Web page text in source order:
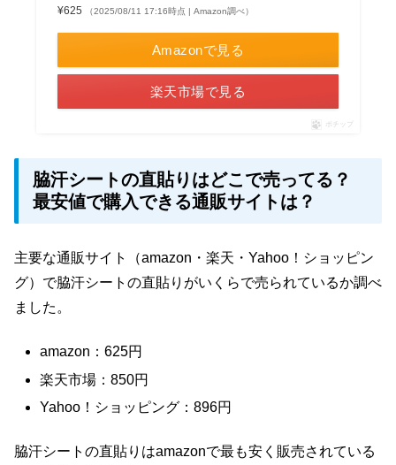
¥625 （2025/08/11 17:16時点 | Amazon調べ）
Amazonで見る
楽天市場で見る
ポチップ
脇汗シートの直貼りはどこで売ってる？
最安値で購入できる通販サイトは？
主要な通販サイト（amazon・楽天・Yahoo！ショッピン
グ）で脇汗シートの直貼りがいくらで売られているか調べ
ました。
amazon：625円
楽天市場：850円
Yahoo！ショッピング：896円
脇汗シートの直貼りはamazonで最も安く販売されている